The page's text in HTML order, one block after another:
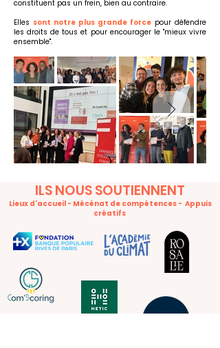
constituent pas un frein, bien au contraire.
Elles sont notre plus grande force pour défendre
les droits de tous et pour encourager le "mieux vivre
ensemble".
ILS NOUS SOUTIENNENT
Lieux d'accueil - Mécénat de compétences - Appuis
créatifs